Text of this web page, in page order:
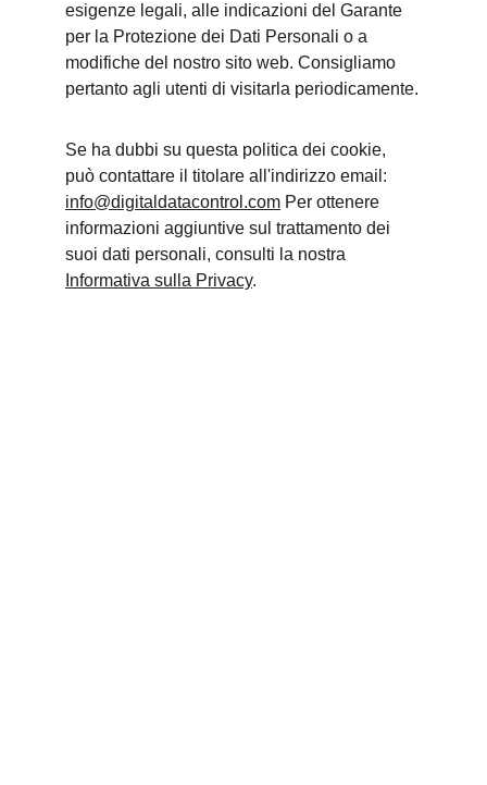
esigenze legali, alle indicazioni del Garante
per la Protezione dei Dati Personali o a
modifiche del nostro sito web. Consigliamo
pertanto agli utenti di visitarla periodicamente.
Se ha dubbi su questa politica dei cookie,
può contattare il titolare all'indirizzo email:
info@digitaldatacontrol.com Per ottenere
informazioni aggiuntive sul trattamento dei
suoi dati personali, consulti la nostra
Informativa sulla Privacy.